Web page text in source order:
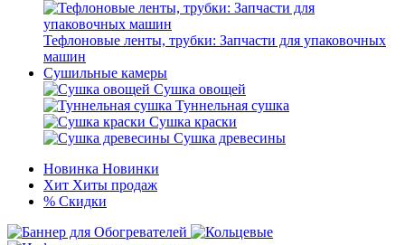
Тефлоновые ленты, трубки: Запчасти для упаковочных
машин
Сушильные камеры
Сушка овощей
Туннельная сушка
Сушка краски
Сушка древесины
Новинка Новинки
Хит Хиты продаж
% Скидки